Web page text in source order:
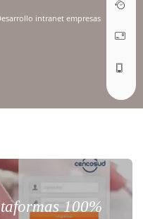
intranet empresas
100%
ABRIR TICKET